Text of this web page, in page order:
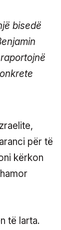
bisedë
për të
kërkon
të larta.